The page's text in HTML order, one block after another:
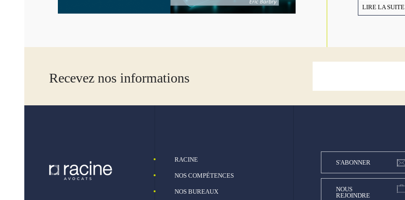
LIRE LA SUITE
Recevez nos informations
RACINE
NOS COMPÉTENCES
NOS BUREAUX
S'ABONNER
NOUS
REJOINDRE